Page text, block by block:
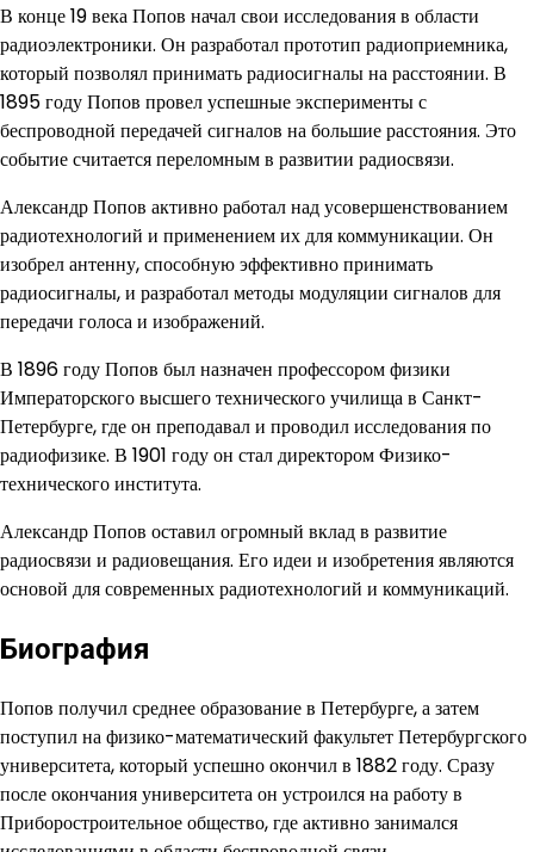
В конце 19 века Попов начал свои исследования в области
радиоэлектроники. Он разработал прототип радиоприемника,
который позволял принимать радиосигналы на расстоянии. В
1895 году Попов провел успешные эксперименты с
беспроводной передачей сигналов на большие расстояния. Это
событие считается переломным в развитии радиосвязи.
Александр Попов активно работал над усовершенствованием
радиотехнологий и применением их для коммуникации. Он
изобрел антенну, способную эффективно принимать
радиосигналы, и разработал методы модуляции сигналов для
передачи голоса и изображений.
В 1896 году Попов был назначен профессором физики
Императорского высшего технического училища в Санкт-
Петербурге, где он преподавал и проводил исследования по
радиофизике. В 1901 году он стал директором Физико-
технического института.
Александр Попов оставил огромный вклад в развитие
радиосвязи и радиовещания. Его идеи и изобретения являются
основой для современных радиотехнологий и коммуникаций.
Биография
Попов получил среднее образование в Петербурге, а затем
поступил на физико-математический факультет Петербургского
университета, который успешно окончил в 1882 году. Сразу
после окончания университета он устроился на работу в
Приборостроительное общество, где активно занимался